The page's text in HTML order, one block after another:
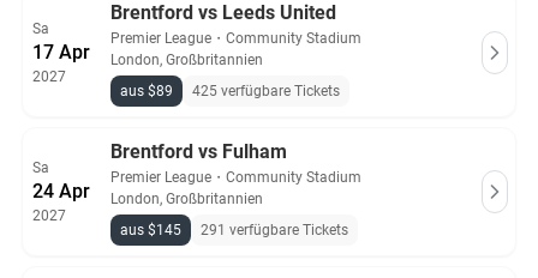
Sa
17 Apr
2027
Brentford vs Leeds United
Premier League ・ Community Stadium
London, Großbritannien
aus $89
425 verfügbare Tickets
Sa
24 Apr
2027
Brentford vs Fulham
Premier League ・ Community Stadium
London, Großbritannien
aus $145
291 verfügbare Tickets